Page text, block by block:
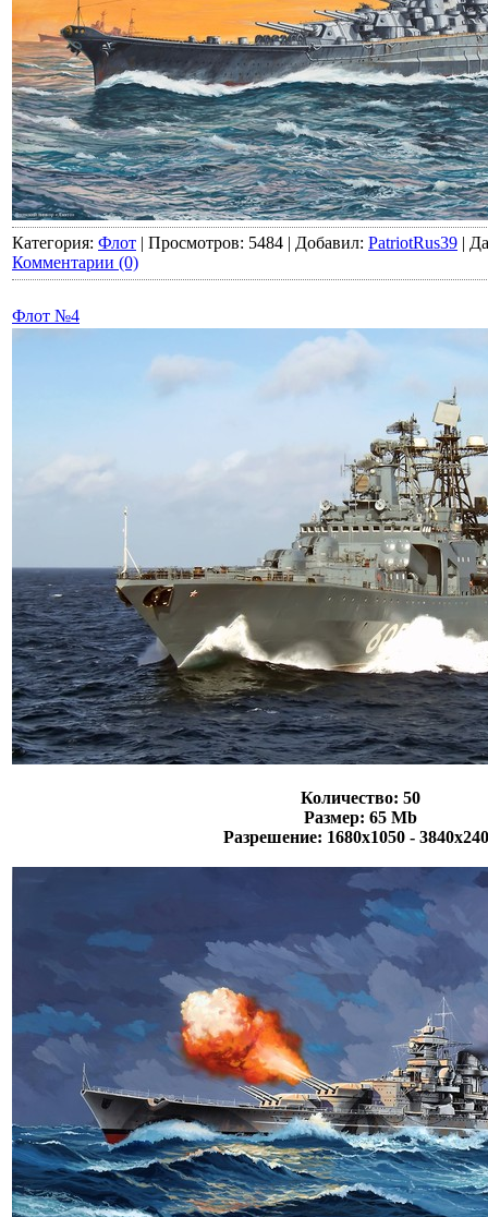
Категория: Флот | Просмотров: 5484 | Добавил: PatriotRus39 |
Комментарии (0)
Флот №4
Количество: 50
Размер: 65 Mb
Разрешение: 1680х1050 -